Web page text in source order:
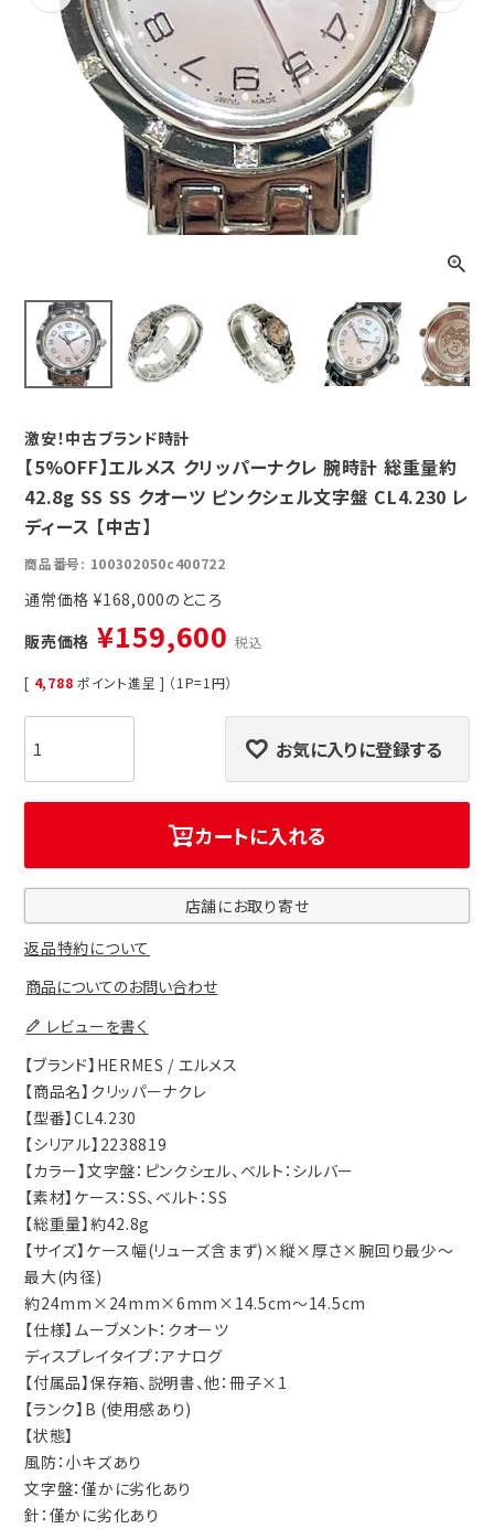
Previous Next
激安！中古ブランド時計
【5%OFF】エルメス クリッパーナクレ 腕時計 総重量約
42.8g SS SS クオーツ ピンクシェル文字盤 CL4.230 レ
ディース 【中古】
商品番号 100302050c400722
通常価格 ¥168,000
販売価格 ¥159,600 税込
[ 4,788 ポイント進呈 ] （1P=1円）
お気に入りに登録する
カートに入れる
店舗にお取り寄せ
返品特約について
商品についてのお問い合わせ
レビューを書く
【ブランド】HERMES / エルメス
【商品名】クリッパーナクレ
【型番】CL4.230
【シリアル】2238819
【カラー】文字盤：ピンクシェル、ベルト：シルバー
【素材】ケース：SS、ベルト：SS
【総重量】約42.8g
【サイズ】ケース幅(リューズ含まず)×縦×厚さ×腕回り最少～
最大(内径)
約24mm×24mm×6mm×14.5cm～14.5cm
【仕様】ムーブメント：クオーツ
ディスプレイタイプ：アナログ
【付属品】保存箱、説明書、他：冊子×1
【ランク】B (使用感あり)
【状態】
風防：小キズあり
文字盤：僅かに劣化あり
針：僅かに劣化あり